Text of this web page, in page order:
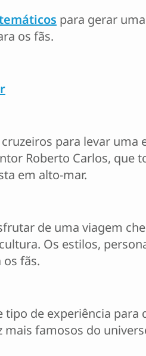
para gerar
os fãs.
para levar
Roberto Carlos, que
em alto-mar.
de uma viagem
Os estilos,
fãs.
de experiência para
famosos do